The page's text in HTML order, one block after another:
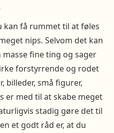
kan få rummet til at føles
nips. Selvom det kan
fine ting og sager
forstyrrende og rodet
billeder, små figurer,
er med til at skabe meget
stadig gøre det til
et godt råd er, at du